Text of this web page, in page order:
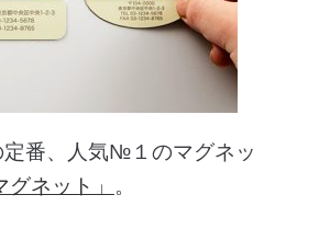
定番、人気№１のマグネッ
ネット」 。